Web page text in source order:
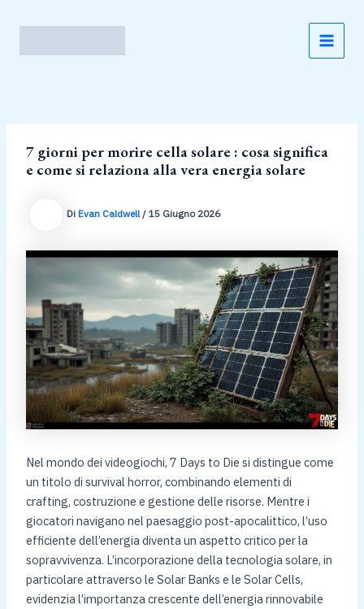
7 giorni per morire cella solare : cosa significa
e come si relaziona alla vera energia solare
Di Evan Caldwell / 15 Giugno 2026
Nel mondo dei videogiochi, 7 Days to Die si distingue come
un titolo di survival horror, combinando elementi di
crafting, costruzione e gestione delle risorse. Mentre i
giocatori navigano nel paesaggio post-apocalittico, l’uso
efficiente dell’energia diventa un aspetto critico per la
sopravvivenza. L’incorporazione della tecnologia solare, in
particolare attraverso le Solar Banks e le Solar Cells,
evidenzia l’importanza crescente dell’energia rinnovabile